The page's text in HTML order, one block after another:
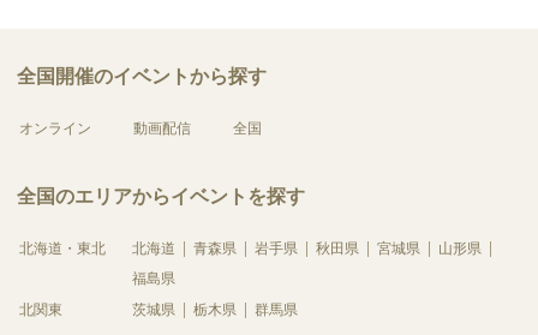
全国開催のイベントから探す
オンライン 動画配信 全国
全国のエリアからイベントを探す
北海道・東北 北海道 青森県 岩手県 秋田県 宮城県
山形県
福島県
北関東
茨城県 栃木県 群馬県